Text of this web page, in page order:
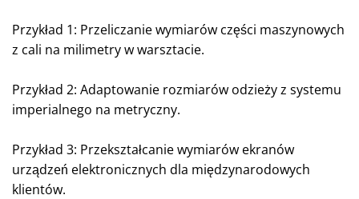
Przykład 1: Przeliczanie wymiarów części maszynowych
z cali na milimetry w warsztacie.
Przykład 2: Adaptowanie rozmiarów odzieży z systemu
imperialnego na metryczny.
Przykład 3: Przekształcanie wymiarów ekranów
urządzeń elektronicznych dla międzynarodowych
klientów.